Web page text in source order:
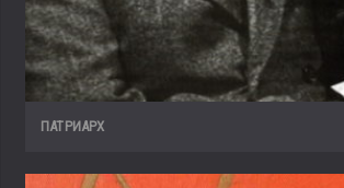
ПАТРИАРХ